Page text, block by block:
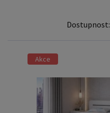
Dostupnost:
Akce